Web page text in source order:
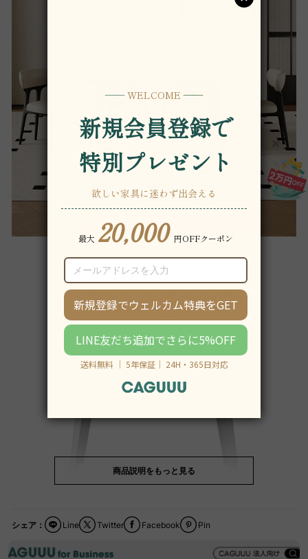
商品説明をもっと見る
シェア： Facebook
Twitter Pin
Line